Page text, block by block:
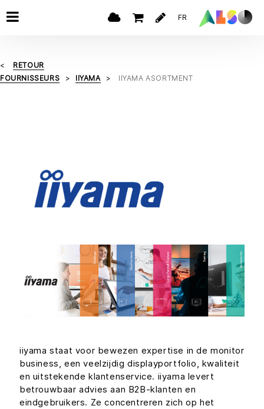
FR
RETOUR
FOURNISSEURS
IIYAMA IIYAMA ASORTMENT
iiyama staat voor bewezen expertise in de monitor
business, een veelzijdig displayportfolio, kwaliteit
en uitstekende klantenservice. iiyama levert
betrouwbaar advies aan B2B-klanten en
eindgebruikers. Ze concentreren zich op het